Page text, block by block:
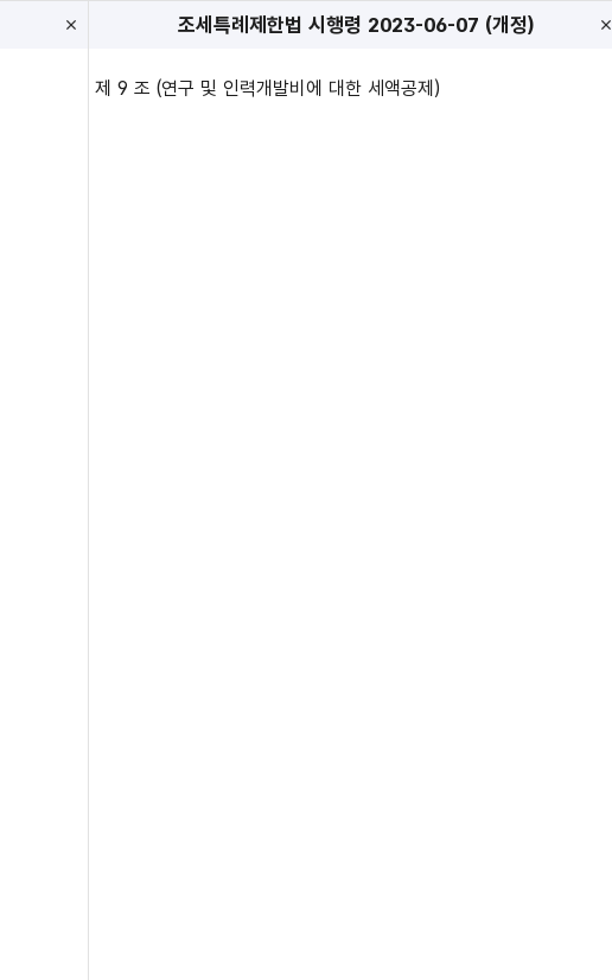
조세특례제한법 시행령 2023-06-07 (개정)
제 9 조 (연구 및 인력개발비에 대한 세액공제)